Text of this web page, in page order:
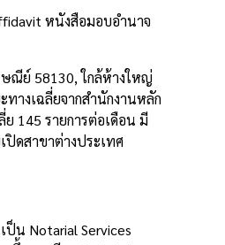
หนังสือมอบอำนาจ
ณีย์ 58130, ใกล้ห้างใหญ่
างเฉลี่ยจากสำนักงานหลัก
145 รายการต่อเดือน มี
ปิดสาขาต่างประเทศ
ป็น Notarial Services